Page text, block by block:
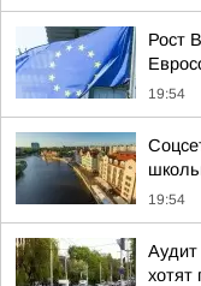
Рост
19:54
19:54
Аудит
хотят